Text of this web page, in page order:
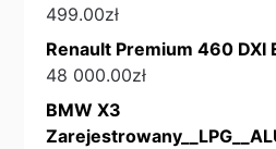
499.00zł
Renault Premium 460 DXI
48 000.00zł
BMW X3